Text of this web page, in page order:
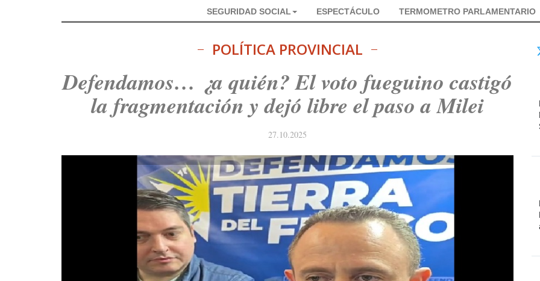
SEGURIDAD SOCIAL
ESPECTÁCULO TERMOMETRO PARLAMENTARIO
POLÍTICA PROVINCIAL
Defendamos… ¿a quién? El voto fueguino castigó
la fragmentación y dejó libre el paso a Milei
27.10.2025